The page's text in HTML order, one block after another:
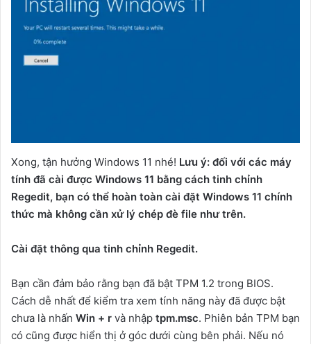
Xong, tận hưởng Windows 11 nhé! Lưu ý: đối với các máy
tính đã cài được Windows 11 bằng cách tinh chỉnh
Regedit, bạn có thể hoàn toàn cài đặt Windows 11 chính
thức mà không cần xử lý chép đè file như trên.
Cài đặt thông qua tinh chỉnh Regedit.
Bạn cần đảm bảo rằng bạn đã bật TPM 1.2 trong BIOS.
Cách dễ nhất để kiểm tra xem tính năng này đã được bật
chưa là nhấn Win + r và nhập tpm.msc. Phiên bản TPM bạn
có cũng được hiển thị ở góc dưới cùng bên phải. Nếu nó